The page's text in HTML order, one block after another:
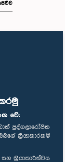
වේ:
පුද්ගලාරෝපිත
ක්‍රියාකාරකම්
ක්‍රියාකාරීත්වය